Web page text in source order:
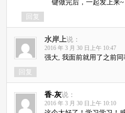
键做完后，一起发上来~
回复
水岸上说：
2016 年 3 月 30 日上午 10:47
强大, 我面前就用了之前
回复
香-灰说：
2016 年 3 月 30 日上午 10:10